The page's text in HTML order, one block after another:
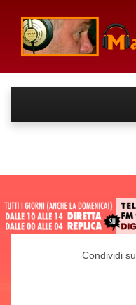
Condividi su